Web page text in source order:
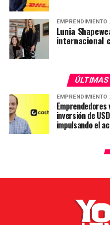
EMPRENDIMIENTO
Lunia
internacional
EMPRENDIMIENTO
inversión de
impulsando el